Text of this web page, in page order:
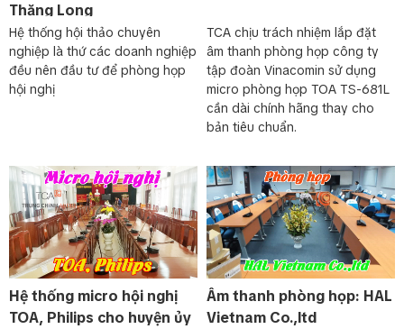
Thăng Long
Hệ thống hội thảo chuyên
nghiệp là thứ các doanh nghiệp
đều nên đầu tư để phòng họp
hội nghị
TCA chịu trách nhiệm lắp đặt
âm thanh phòng họp công ty
tập đoàn Vinacomin sử dụng
micro phòng họp TOA TS-681L
cần dài chính hãng thay cho
bản tiêu chuẩn.
Hệ thống micro hội nghị
TOA, Philips cho huyện ủy
Âm thanh phòng họp: HAL
Vietnam Co.,ltd